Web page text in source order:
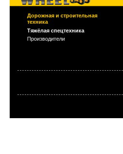
Дорожная и строительная
техника
Тяжёлая спецтехника
Производители